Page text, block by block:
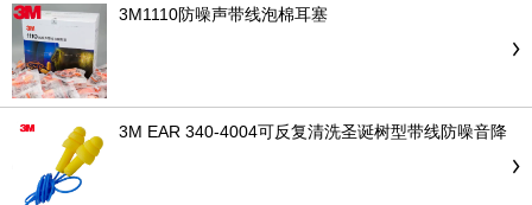
3M1110防噪声带线泡棉耳塞
3M EAR 340-4004可反复清洗圣诞树型带线防噪音降